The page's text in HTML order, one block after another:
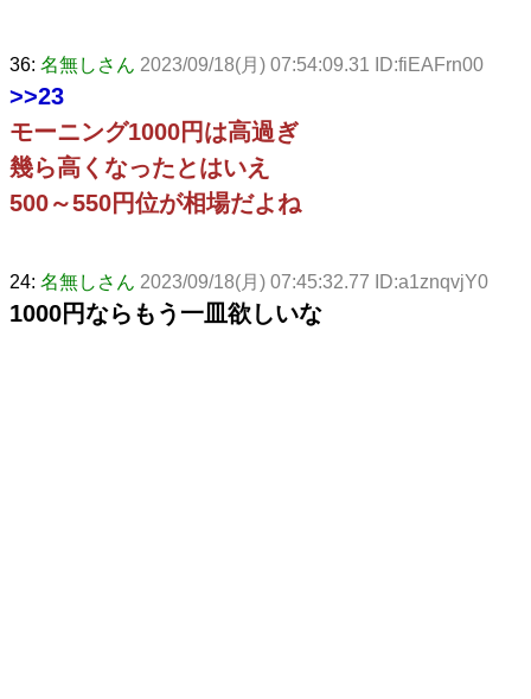
36: 名無しさん 2023/09/18(月) 07:54:09.31 ID:fiEAFrn00
>>23
モーニング1000円は高過ぎ
幾ら高くなったとはいえ
500～550円位が相場だよね
24: 名無しさん 2023/09/18(月) 07:45:32.77 ID:a1znqvjY0
1000円ならもう一皿欲しいな